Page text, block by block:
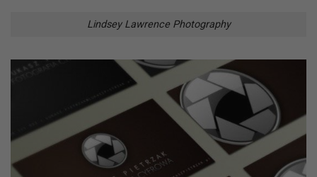
Lindsey Lawrence Photography